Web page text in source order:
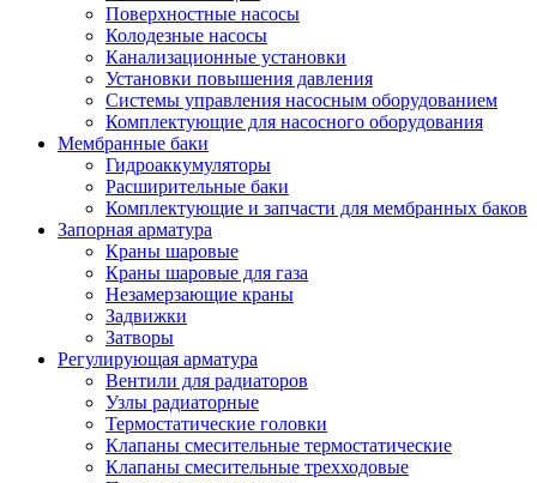
Поверхностные насосы
Колодезные насосы
Канализационные установки
Установки повышения давления
Системы управления насосным оборудованием
Комплектующие для насосного оборудования
Мембранные баки
Гидроаккумуляторы
Расширительные баки
Комплектующие и запчасти для мембранных баков
Запорная арматура
Краны шаровые
Краны шаровые для газа
Незамерзающие краны
Задвижки
Затворы
Регулирующая арматура
Вентили для радиаторов
Узлы радиаторные
Термостатические головки
Клапаны смесительные термостатические
Клапаны смесительные трехходовые